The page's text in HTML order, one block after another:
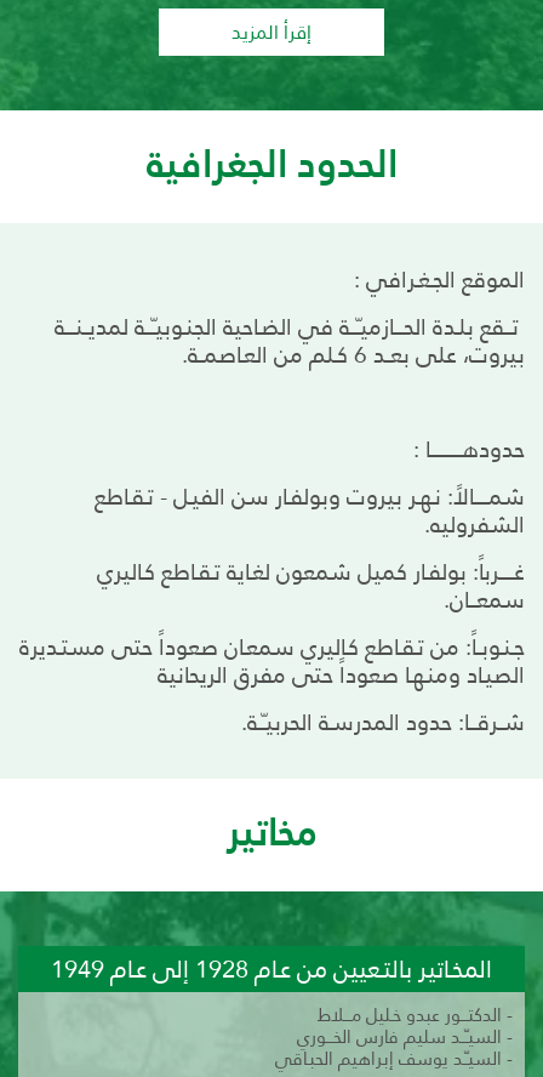
إقرأ المزيد
الحدود الجغرافية
الموقع الجـغـرافي :
تـــقع بلـدة الحــــازميـّـــة في الضـاحية الجنـوبيـّـــة لمديــنــــة
بيروت، على بعــد 6 كـلم من العـاصمــة.
حدودهـــــــــــــا :
شمــــــالاً: نـهـر بيروت وبولفـار سن الفيـل - تـقـاطع
الشفروليه.
غــــــرباً: بولفـار كميل شمعون لغـاية تـقـاطع كـاليري
سمعـــان.
جـنـوبــاً: من تـقـاطع كـاليري سمعـان صعوداً حتى مستـديرة
الصيـاد ومنـهـا صعوداً حتى مفرق الريحانية
شــرقـــا: حدود المدرسـة الحربيـّــة.
مخاتير
المخـاتير بالتـعيين من عـام 1928 إلى عـام 1949
- الدكتـــور عبدو خـليل مـــلاط
- السيـّــد سليم فارس الخـــوري
- السيـّـد يوسف إبراهيم الحبـاقي